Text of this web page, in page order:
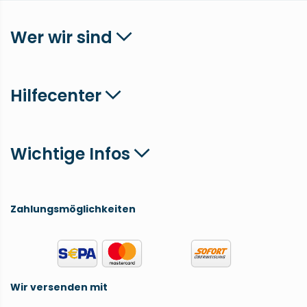
Wer wir sind
Hilfecenter
Wichtige Infos
Zahlungsmöglichkeiten
Wir versenden mit